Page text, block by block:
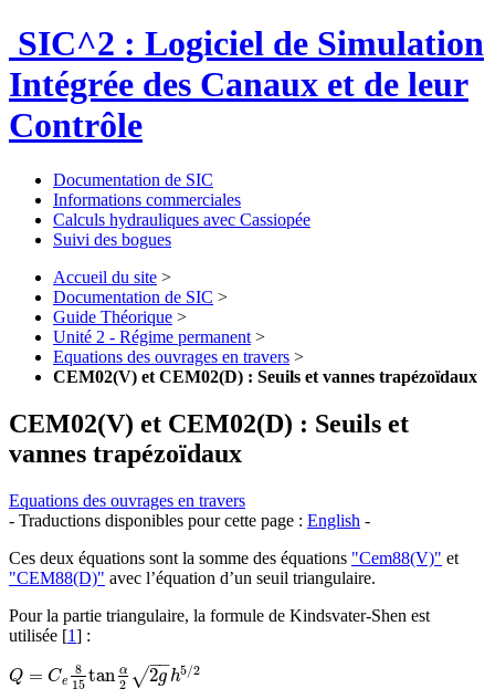
SIC^2 : Logiciel de Simulation
Intégrée des Canaux et de leur
Contrôle
Documentation de SIC
Informations commerciales
Calculs hydrauliques avec Cassiopée
Suivi des bogues
Accueil du site >
Documentation de SIC >
Guide Théorique >
Unité 2 - Régime permanent >
Equations des ouvrages en travers >
CEM02(V) et CEM02(D) : Seuils et vannes trapézoïdaux
CEM02(V) et CEM02(D) : Seuils et
vannes trapézoïdaux
Equations des ouvrages en travers
- Traductions disponibles pour cette page : English -
Ces deux équations sont la somme des équations "Cem88(V)" et
"CEM88(D)" avec l’équation d’un seuil triangulaire.
Pour la partie triangulaire, la formule de Kindsvater-Shen est
utilisée [1] :
Q = Ce
8
15 tan α
2 2g
−−
√ h5/2
Q=C e815tanα22gh5/2